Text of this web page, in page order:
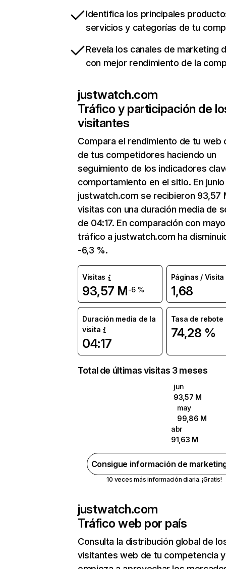
Identifica los principales
servicios y categorías de tu
Revela los canales de marketing
con mejor rendimiento de la
justwatch.com
Tráfico y participación de
visitantes
Compara el rendimiento de tu web
de tus competidores haciendo un
seguimiento de los indicadores
comportamiento en el sitio. En junio
justwatch.com se recibieron 93,57
visitas con una duración media de
de 04:17. En comparación con
tráfico a justwatch.com ha
-6,3 %.
Visitas
93,57 M-6 %
Páginas / Visita
1,68
Duración media de la
visita
04:17
Tasa de rebote
74,28 %
Total de últimas visitas 3 meses
jun
93,57 M
may
99,86 M
abr
91,63 M
Consigue información de
10 veces más información diaria. ¡Gratis!
justwatch.com
Tráfico web por país
Consulta la distribución global de
visitantes web de tu competencia y